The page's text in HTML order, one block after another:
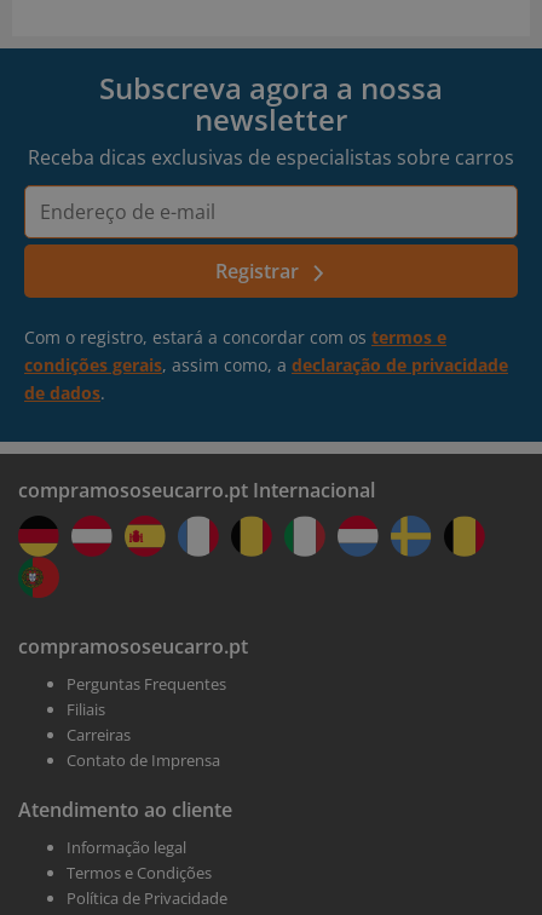
Subscreva agora a nossa
newsletter
Receba dicas exclusivas de especialistas sobre carros
e-
mail
Registrar
Com o registro, estará a concordar com os termos e
condições gerais, assim como, a declaração de privacidade
de dados.
compramososeucarro.pt Internacional
compramososeucarro.pt
Perguntas Frequentes
Filiais
Carreiras
Contato de Imprensa
Atendimento ao cliente
Informação legal
Termos e Condições
Política de Privacidade